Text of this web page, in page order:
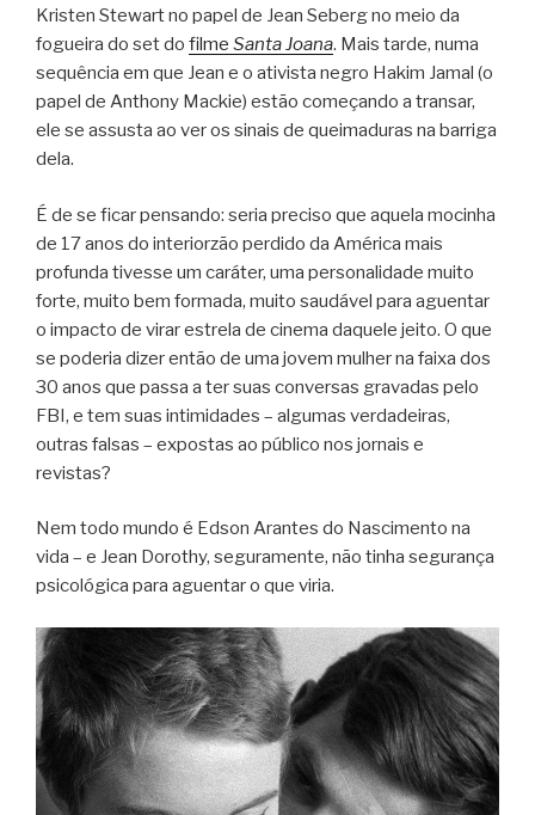
Kristen Stewart no papel de Jean Seberg no meio da
fogueira do set do filme Santa Joana. Mais tarde, numa
sequência em que Jean e o ativista negro Hakim Jamal (o
papel de Anthony Mackie) estão começando a transar,
ele se assusta ao ver os sinais de queimaduras na barriga
dela.
É de se ficar pensando: seria preciso que aquela mocinha
de 17 anos do interiorzão perdido da América mais
profunda tivesse um caráter, uma personalidade muito
forte, muito bem formada, muito saudável para aguentar
o impacto de virar estrela de cinema daquele jeito. O que
se poderia dizer então de uma jovem mulher na faixa dos
30 anos que passa a ter suas conversas gravadas pelo
FBI, e tem suas intimidades – algumas verdadeiras,
outras falsas – expostas ao público nos jornais e
revistas?
Nem todo mundo é Edson Arantes do Nascimento na
vida – e Jean Dorothy, seguramente, não tinha segurança
psicológica para aguentar o que viria.